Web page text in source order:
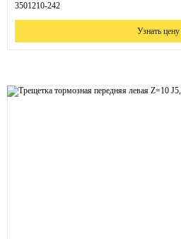
3501210-242
Узнать цену